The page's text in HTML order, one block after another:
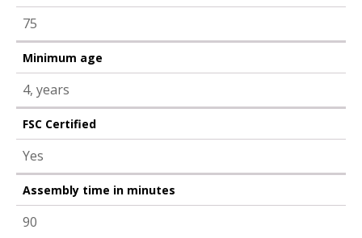
75
Minimum age
4, years
FSC Certified
Yes
Assembly time in minutes
90